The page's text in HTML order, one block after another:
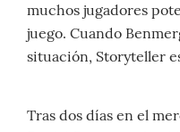
muchos jugadores
juego. Cuando
situación, Storyteller
Tras dos días en el